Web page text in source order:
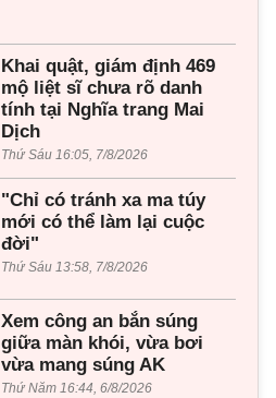
Khai quật, giám định 469
mộ liệt sĩ chưa rõ danh
tính tại Nghĩa trang Mai
Dịch
Thứ Sáu 16:05, 7/8/2026
"Chỉ có tránh xa ma túy
mới có thể làm lại cuộc
đời"
Thứ Sáu 13:58, 7/8/2026
Xem công an bắn súng
giữa màn khói, vừa bơi
vừa mang súng AK
Thứ Năm 16:44, 6/8/2026